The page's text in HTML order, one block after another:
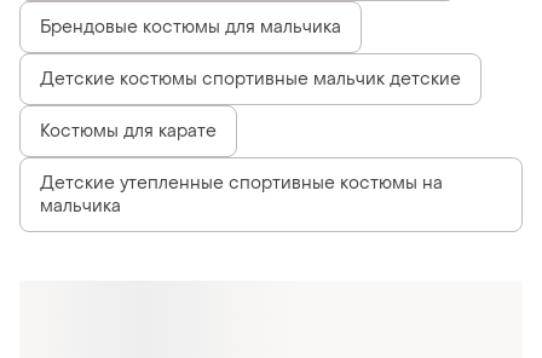
Брендовые костюмы для мальчика
Детские костюмы спортивные мальчик детские
Костюмы для карате
Детские утепленные спортивные костюмы на
мальчика